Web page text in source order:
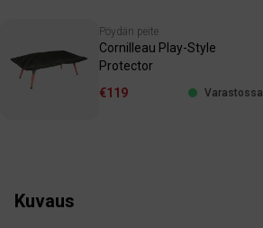
Pöydän peite
Cornilleau Play-Style
Protector
€119
Varastossa
Kuvaus